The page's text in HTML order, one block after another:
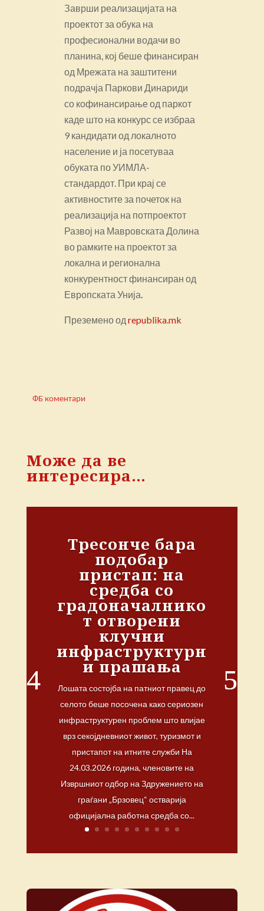
Заврши реализацијата на
проектот за обука на
професионални водачи во
планина, кој беше финансиран
од Мрежата на заштитени
подрачја Паркови Динариди
со кофинансирање од паркот
каде што на конкурс се избраа
9 кандидати од локалното
население и ја посетуваа
обуката по УИМЛА-
стандардот. При крај се
активностите за почеток на
реализација на потпроектот
Развој на Мавровската Долина
во рамките на проектот за
локална и регионална
конкурентност финансиран од
Европската Унија
Преземено одrepublika.mk
ФБ коментари
Може да ве
интересира…
Тресонче бара
подобар
пристап: на
средба со
градоначалнико
т отворени
клучни
инфраструктурн
и прашања
Лошата состојба на патниот правец до
селото беше посочена како сериозен
инфраструктурен проблем што влијае
врз секојдневниот живот, туризмот и
пристапот на итните служби На
24.03.2026 година, членовите на
Извршниот одбор на Здружението на
граѓани „Брзовец“ остварија
официјална работна средба со...